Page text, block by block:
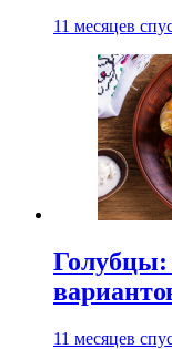
11 месяцев
11 месяцев